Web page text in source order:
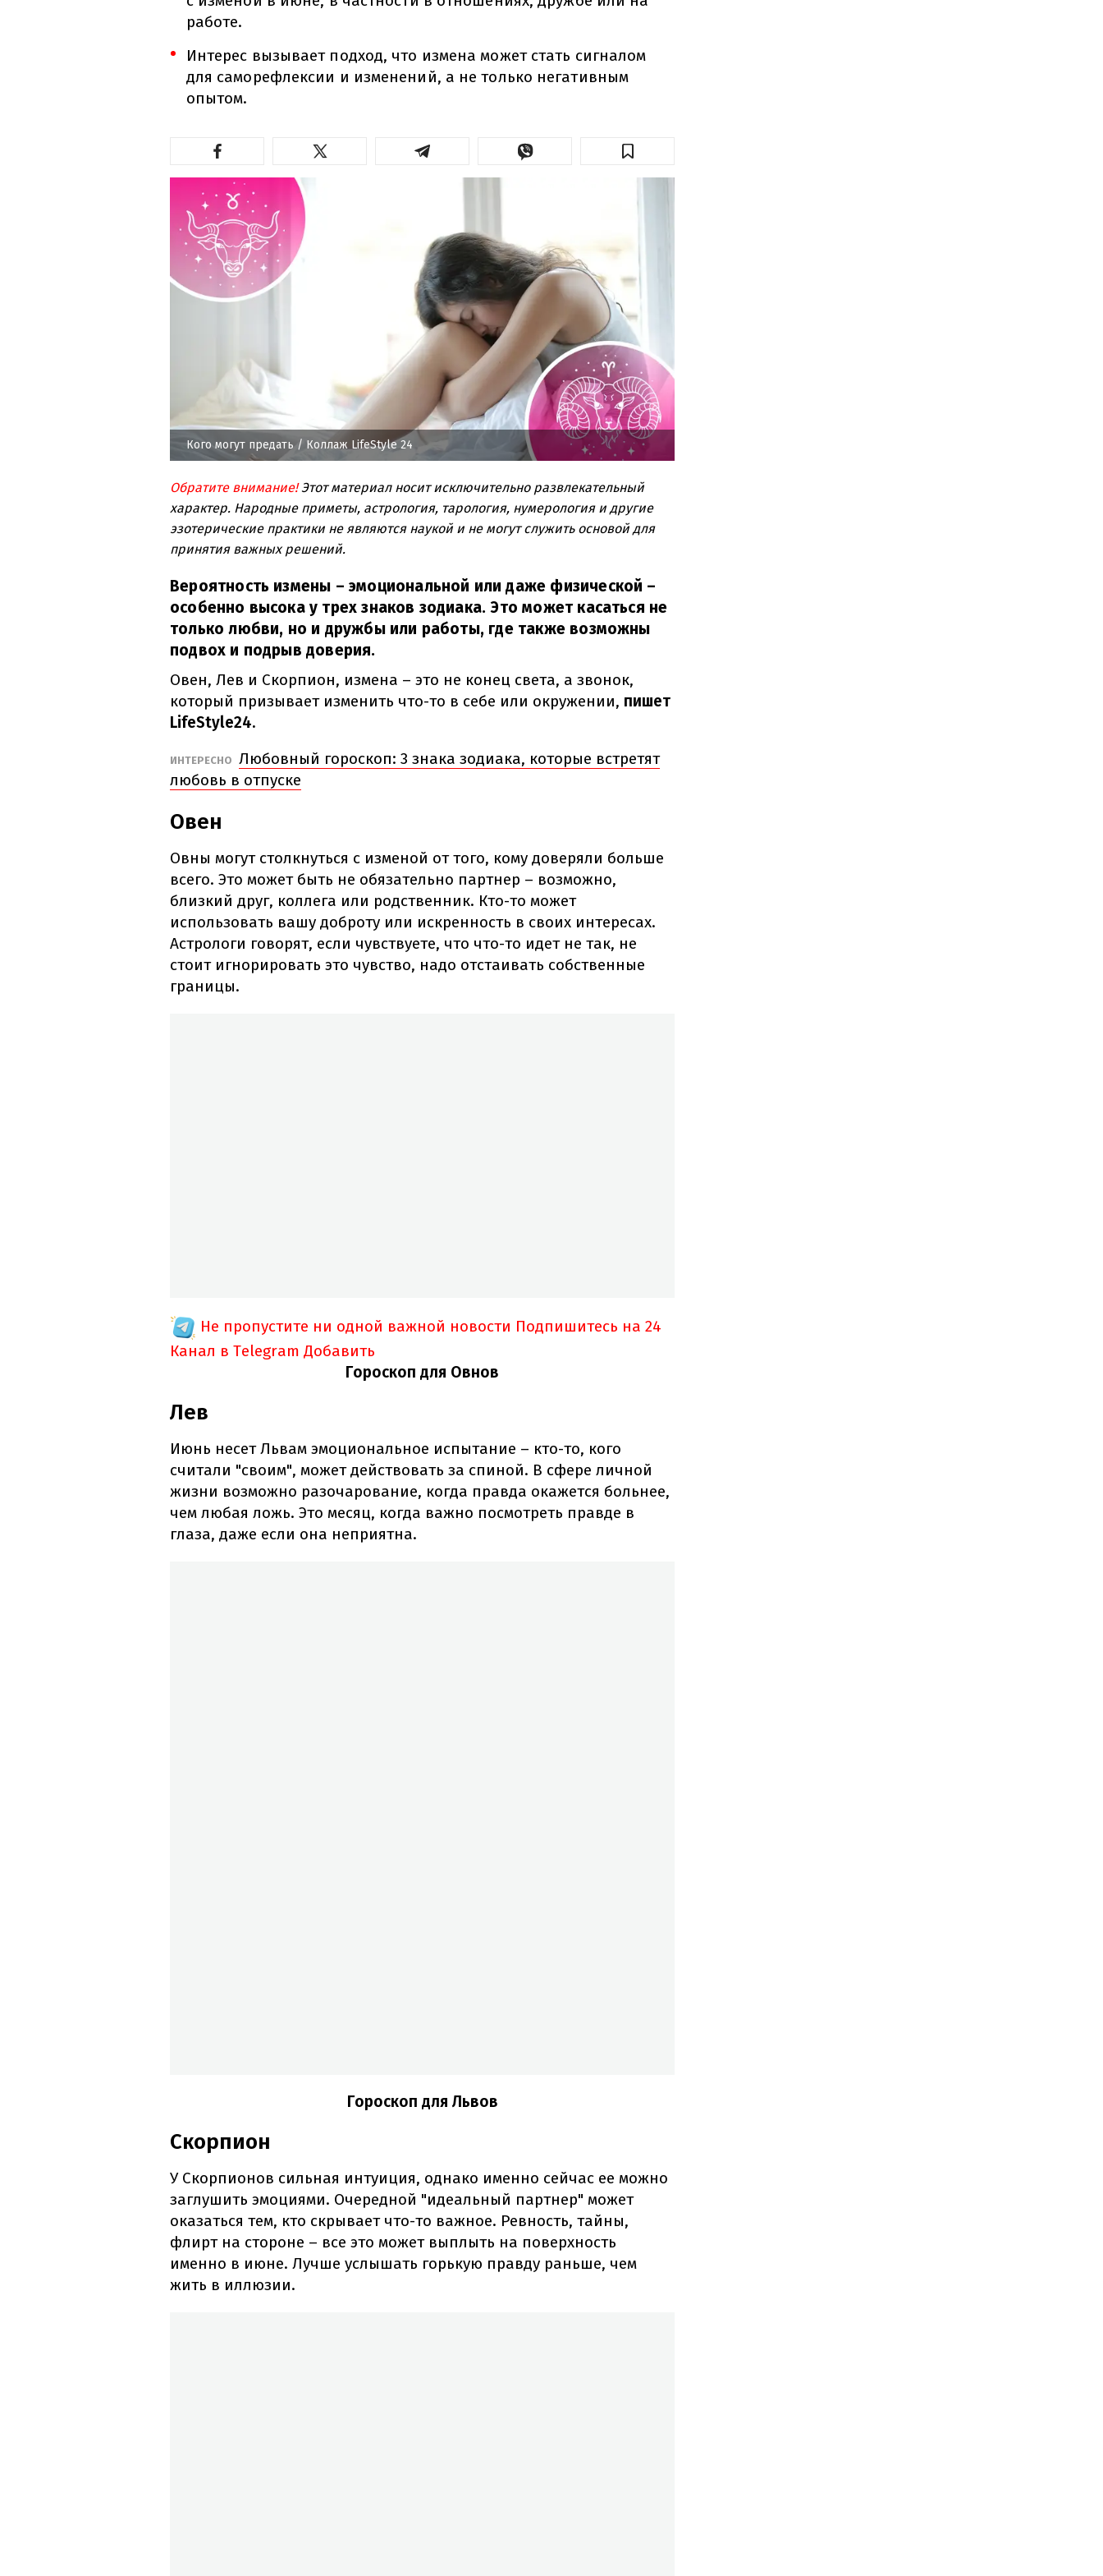
работе.
Интерес вызывает подход, что измена может стать сигналом
для саморефлексии и изменений, а не только негативным
опытом.
Кого могут предать / Коллаж LifeStyle 24
Обратите внимание!Этот материал носит исключительно развлекательный
характер. Народные приметы, астрология, тарология, нумерология и другие
эзотерические практики не являются наукой и не могут служить основой для
принятия важных решений.
Вероятность измены – эмоциональной или даже физической –
особенно высока у трех знаков зодиака. Это может касаться не
только любви, но и дружбы или работы, где также возможны
подвох и подрыв доверия.
Овен, Лев и Скорпион, измена – это не конец света, а звонок,
который призывает изменить что-то в себе или окружении, пишет
LifeStyle24.
ИНТЕРЕСНО Любовный гороскоп: 3 знака зодиака, которые встретят
любовь в отпуске
Овен
Овны могут столкнуться с изменой от того, кому доверяли больше
всего. Это может быть не обязательно партнер – возможно,
близкий друг, коллега или родственник. Кто-то может
использовать вашу доброту или искренность в своих интересах.
Астрологи говорят, если чувствуете, что что-то идет не так, не
стоит игнорировать это чувство, надо отстаивать собственные
границы.
Не пропустите ни одной важной новости Подпишитесь на 24
Канал в Telegram Добавить
Гороскоп для Овнов
Лев
Июнь несет Львам эмоциональное испытание – кто-то, кого
считали "своим", может действовать за спиной. В сфере личной
жизни возможно разочарование, когда правда окажется больнее,
чем любая ложь. Это месяц, когда важно посмотреть правде в
глаза, даже если она неприятна.
Гороскоп для Львов
Скорпион
У Скорпионов сильная интуиция, однако именно сейчас ее можно
заглушить эмоциями. Очередной "идеальный партнер" может
оказаться тем, кто скрывает что-то важное. Ревность, тайны,
флирт на стороне – все это может выплыть на поверхность
именно в июне. Лучше услышать горькую правду раньше, чем
жить в иллюзии.